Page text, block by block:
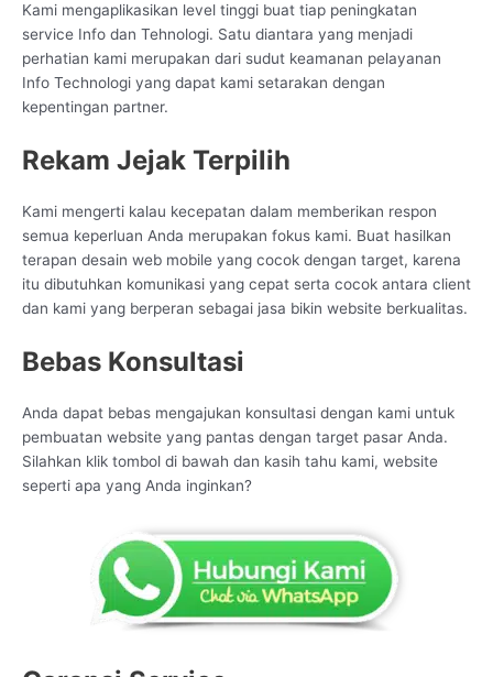
Kami mengaplikasikan level tinggi buat tiap peningkatan
service Info dan Tehnologi. Satu diantara yang menjadi
perhatian kami merupakan dari sudut keamanan pelayanan
Info Technologi yang dapat kami setarakan dengan
kepentingan partner.
Rekam Jejak Terpilih
Kami mengerti kalau kecepatan dalam memberikan respon
semua keperluan Anda merupakan fokus kami. Buat hasilkan
terapan desain web mobile yang cocok dengan target, karena
itu dibutuhkan komunikasi yang cepat serta cocok antara client
dan kami yang berperan sebagai jasa bikin website berkualitas.
Bebas Konsultasi
Anda dapat bebas mengajukan konsultasi dengan kami untuk
pembuatan website yang pantas dengan target pasar Anda.
Silahkan klik tombol di bawah dan kasih tahu kami, website
seperti apa yang Anda inginkan?